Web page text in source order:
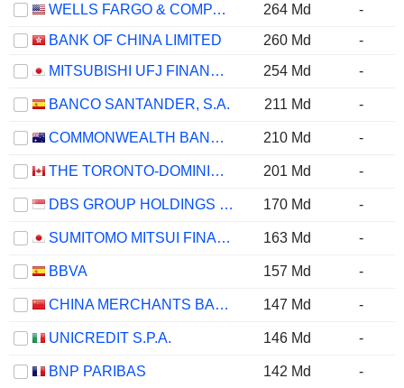
WELLS FARGO & COMPANY 264 Md
-
BANK OF CHINA LIMITED
260 Md
-
MITSUBISHI UFJ FINANCIAL GROUP, INC.
254 Md -
BANCO SANTANDER, S.A. 211 Md -
COMMONWEALTH BANK OF AUSTRALIA 210 Md -
THE TORONTO-DOMINION BANK 201 Md -
DBS GROUP HOLDINGS LTD 170 Md -
SUMITOMO MITSUI FINANCIAL GROUP, INC. 163 Md -
BBVA 157 Md -
CHINA MERCHANTS BANK CO., LTD. 147 Md -
UNICREDIT S.P.A. 146 Md -
BNP PARIBAS 142 Md -